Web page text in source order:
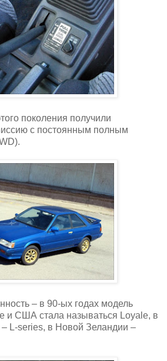
поколения получили
с постоянным полным
– в 90-ых годах модель
и США стала называться Loyale, в
L-series, в Новой Зеландии –